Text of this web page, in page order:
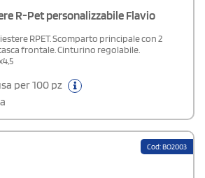
R-Pet personalizzabile Flavio
RPET. Scomparto principale con 2
frontale. Cinturino regolabile.
per 100 pz
Cod: BO2003